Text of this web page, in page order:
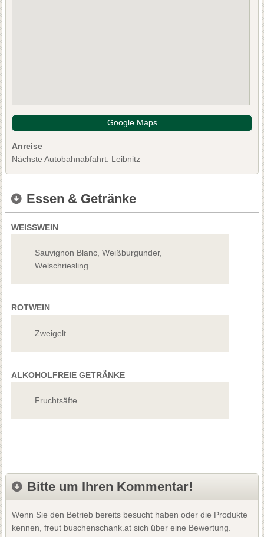
Google Maps
Anreise
Nächste Autobahnabfahrt: Leibnitz
Essen & Getränke
WEISSWEIN
Sauvignon Blanc, Weißburgunder,
Welschriesling
ROTWEIN
Zweigelt
ALKOHOLFREIE GETRÄNKE
Fruchtsäfte
Bitte um Ihren Kommentar!
Wenn Sie den Betrieb bereits besucht haben oder die Produkte
kennen, freut buschenschank.at sich über eine Bewertung.